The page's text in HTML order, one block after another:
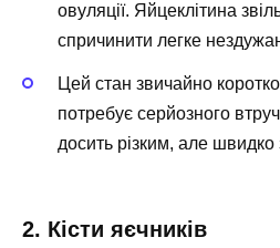
овуляції. Яйцеклітина
спричинити легке
Цей стан звичайно
потребує серйозного
досить різким, але швидко
2. Кісти яєчників